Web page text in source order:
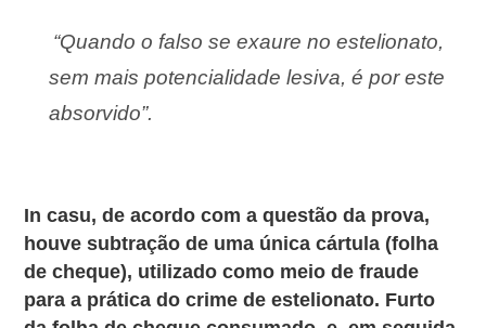
“Quando o falso se exaure no estelionato,
sem mais potencialidade lesiva, é por este
absorvido”.
In casu, de acordo com a questão da prova,
houve subtração de uma única cártula (folha
de cheque), utilizado como meio de fraude
para a prática do crime de estelionato. Furto